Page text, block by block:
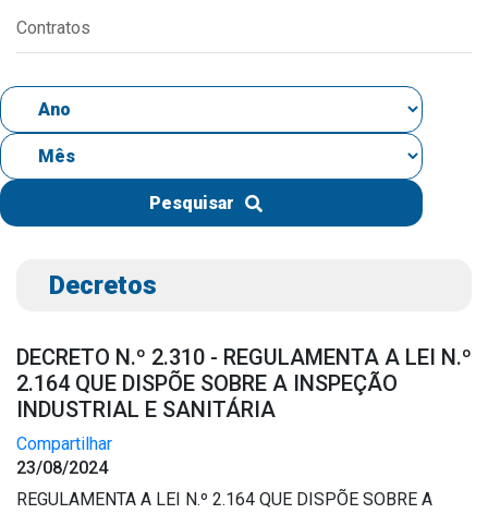
IPTU 2026
Nota Fiscal Eletrônica
Portal do Cidadão
Publicações
Diário Oficial (Novo)
Diário Oficial (Até 30/04)
Contratos
Pesquisar
Decretos
DECRETO N.º 2.310 - REGULAMENTA A LEI N.º
2.164 QUE DISPÕE SOBRE A INSPEÇÃO
INDUSTRIAL E SANITÁRIA
Compartilhar
23/08/2024
REGULAMENTA A LEI N.º 2.164 QUE DISPÕE SOBRE A